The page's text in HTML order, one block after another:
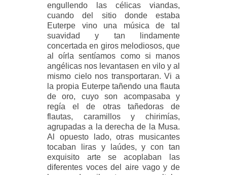
engullendo las célicas viandas,
cuando del sitio donde estaba
Euterpe vino una música de tal
suavidad y tan lindamente
concertada en giros melodiosos, que
al oírla sentíamos como si manos
angélicas nos levantasen en vilo y al
mismo cielo nos transportaran. Vi a
la propia Euterpe tañendo una flauta
de oro, cuyo son acompasaba y
regía el de otras tañedoras de
flautas, caramillos y chirimías,
agrupadas a la derecha de la Musa.
Al opuesto lado, otras musicantes
tocaban liras y laúdes, y con tan
exquisito arte se acoplaban las
diferentes voces del aire vago y de